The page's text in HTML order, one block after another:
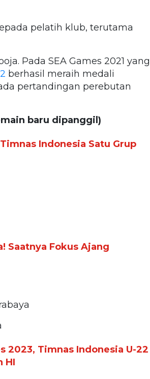
pelatih klub, terutama
Pada SEA Games 2021 yang
berhasil meraih medali
pertandingan perebutan
baru dipanggil)
Indonesia Satu Grup
Saatnya Fokus Ajang
2023, Timnas Indonesia U-22
HI